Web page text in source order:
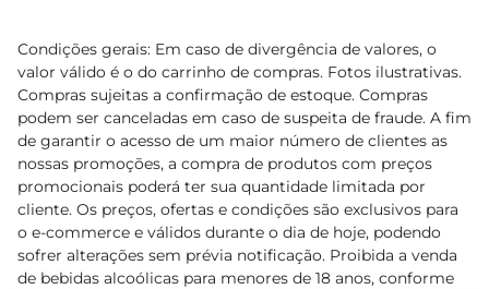
Condições gerais: Em caso de divergência de valores, o
valor válido é o do carrinho de compras. Fotos ilustrativas.
Compras sujeitas a confirmação de estoque. Compras
podem ser canceladas em caso de suspeita de fraude. A fim
de garantir o acesso de um maior número de clientes as
nossas promoções, a compra de produtos com preços
promocionais poderá ter sua quantidade limitada por
cliente. Os preços, ofertas e condições são exclusivos para
o e-commerce e válidos durante o dia de hoje, podendo
sofrer alterações sem prévia notificação. Proibida a venda
de bebidas alcoólicas para menores de 18 anos, conforme